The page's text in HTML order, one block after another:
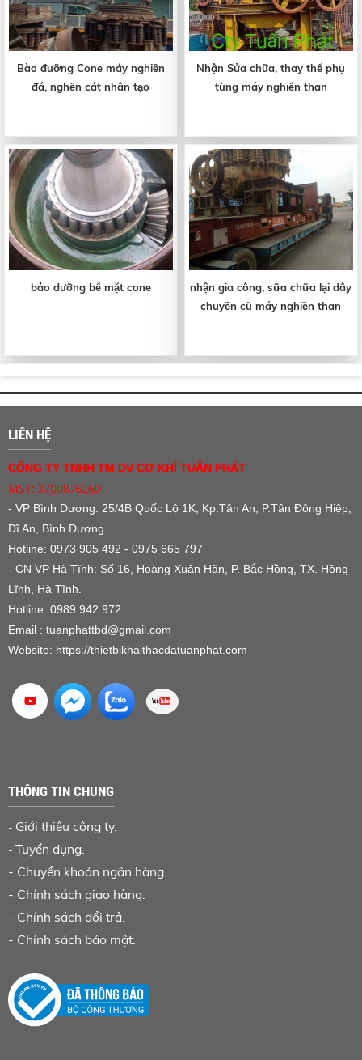
Bào đưỡng Cone máy nghiền
đá, nghền cát nhân tạo
Nhận Sửa chữa, thay thế phụ
tùng máy nghiền than
bảo dưỡng bề mặt cone
nhận gia công, sữa chữa lại dây
chuyền cũ máy nghiền than
LIÊN HỆ
CÔNG TY TNHH TM DV CƠ KHÍ TUẤN PHÁT
MST: 3700876260
- VP Bình Dương: 25/4B Quốc Lộ 1K, Kp.Tân An, P.Tân Đông Hiệp,
Dĩ An, Bình Dương.
Hotline: 0973 905 492 - 0975 665 797
- CN VP Hà Tĩnh: Số 16, Hoàng Xuân Hãn, P. Bắc Hồng, TX. Hồng
Lĩnh, Hà Tĩnh.
Hotline: 0989 942 972.
Email : tuanphattbd@gmail.com
Website: https://thietbikhaithacdatuanphat.com
THÔNG TIN CHUNG
- Giới thiệu công ty.
- Tuyển dụng.
- Chuyển khoản ngân hàng
- Chính sách giao hàng.
- Chính sách đổi trả.
- Chính sách bảo mật.